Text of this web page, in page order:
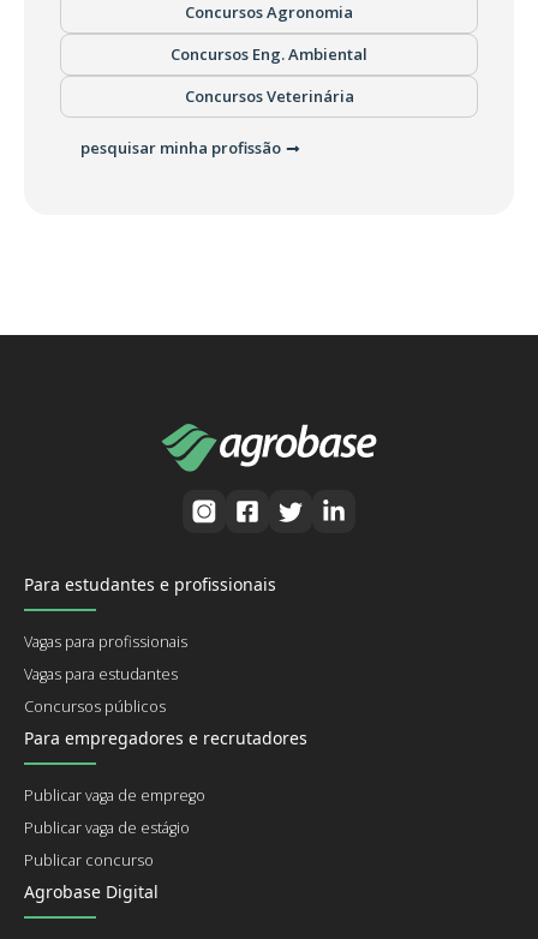
Concursos Agronomia
Concursos Eng. Ambiental
Concursos Veterinária
pesquisar minha profissão
Para estudantes e profissionais
Vagas para profissionais
Vagas para estudantes
Concursos públicos
Para empregadores e recrutadores
Publicar vaga de emprego
Publicar vaga de estágio
Publicar concurso
Agrobase Digital